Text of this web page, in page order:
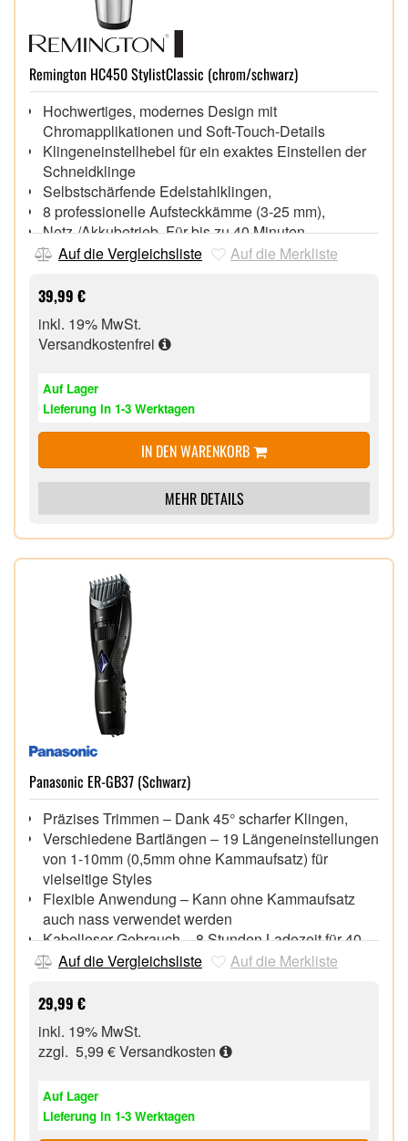
Remington HC450 StylistClassic (chrom/schwarz)
Hochwertiges, modernes Design mit
Chromapplikationen und Soft-Touch-Details
Klingeneinstellhebel für ein exaktes Einstellen der
Schneidklinge
Selbstschärfende Edelstahlklingen,
8 professionelle Aufsteckkämme (3-25 mm),
Netz-/Akkubetrieb, Für bis zu 40 Minuten
Betriebszeit, 2 Stunden Ladezeit
Umhang fängt die geschnittenen Haare auf, für
weniger Chaos im Badezimmer
Haarspangen zum Abtrennen einzelner
Haarpartien,
inklusive, hochwertige Aufbewahrungstasche
Auf die Vergleichsliste Auf die Merkliste
39,99 €
inkl. 19% MwSt.
Versandkostenfrei
Auf Lager
Lieferung in 1-3 Werktagen
IN DEN WARENKORB
MEHR DETAILS
Panasonic ER-GB37 (Schwarz)
Präzises Trimmen – Dank 45° scharfer Klingen,
Verschiedene Bartlängen – 19 Längeneinstellungen
von 1-10mm (0,5mm ohne Kammaufsatz) für
vielseitige Styles
Flexible Anwendung – Kann ohne Kammaufsatz
auch nass verwendet werden
Kabelloser Gebrauch – 8 Stunden Ladezeit für 40
Minuten kabellose Verwendung
Auf die Vergleichsliste Auf die Merkliste
29,99 €
inkl. 19% MwSt.
zzgl. 5,99 €Versandkosten
Auf Lager
Lieferung in 1-3 Werktagen